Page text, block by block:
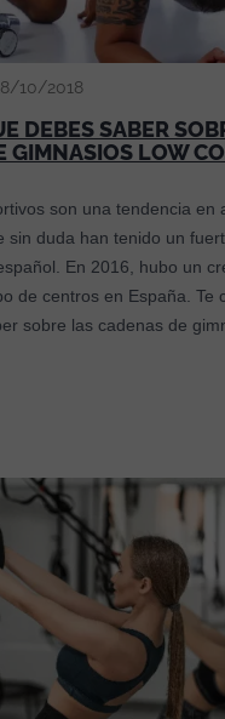
10/2018
DEBES SABER
GIMNASIOS LOW
son una tendencia en
sin duda han tenido un
En 2016, hubo un
de centros en España. Te
sobre las cadenas de